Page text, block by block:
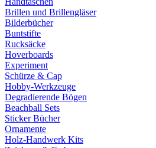
Brillen und Brillengläser
Bilderbücher
Buntstifte
Rucksäcke
Hoverboards
Experiment
Schürze & Cap
Hobby-Werkzeuge
Degradierende Bögen
Beachball Sets
Sticker Bücher
Ornamente
Holz-Handwerk Kits